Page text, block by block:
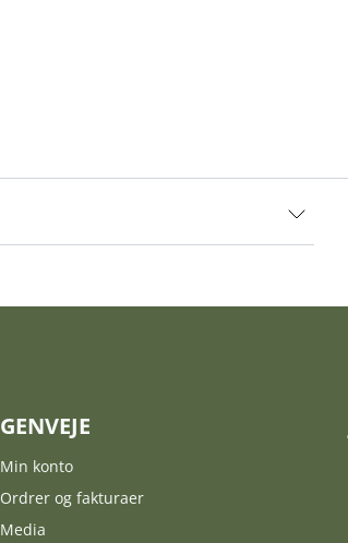
GENVEJE
Min konto
Ordrer og fakturaer
Media